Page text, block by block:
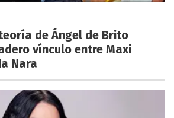
de Ángel de Brito
vínculo entre Maxi
Nara